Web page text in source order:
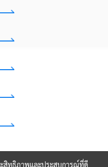
ะสิทธิภาพและประสบการณ์ที่ดี